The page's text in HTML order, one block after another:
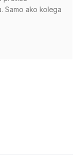
Samo ako kolega